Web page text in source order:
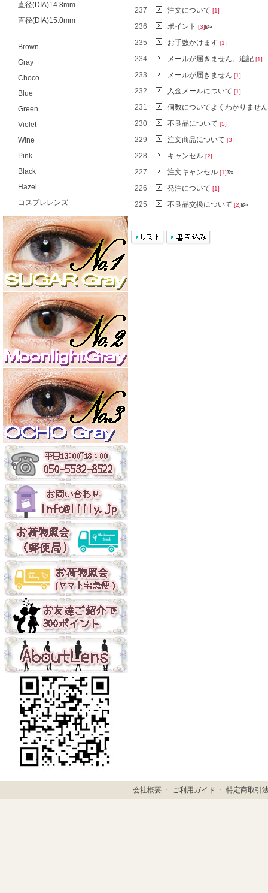
直径(DIA)14.8mm
直径(DIA)15.0mm
Brown
Gray
Choco
Blue
Green
Violet
Wine
Pink
Black
Hazel
コスプレレンズ
237 注文について [1]
236 ポイント [3]
235 お手数かけます [1]
234 メールが届きません。追記 [1]
233 メールが届きません [1]
232 入金メールについて [1]
231
個数についてよくわかりませ
230
不良品について [5]
229 注文商品について [3]
228 キャンセル [2]
227 注文キャンセル [1]
226 発注について [1]
225 不良品交換について [2]
会社概要ㆍ ご利用ガイド ㆍ 特定商取引